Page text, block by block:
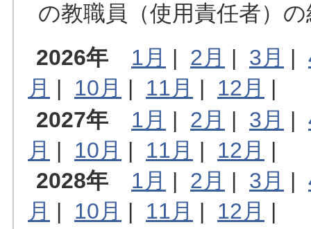
の教職員（使用責任者）
2026年
1月 | 2月 | 3月 |
月 | 10月 | 11月 | 12月 |
2027年
1月 | 2月 | 3月 |
月 | 10月 | 11月 | 12月 |
2028年
1月 | 2月 | 3月 |
月 | 10月 | 11月 | 12月 |